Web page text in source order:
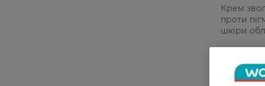
Крем
проти
шкіри
475,99